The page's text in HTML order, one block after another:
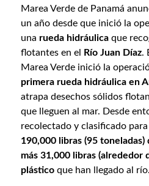
Marea Verde de Panamá
un año desde que inició la
una rueda hidráulica que
flotantes en el
Río Juan Díaz.
Marea Verde inició la
primera rueda hidráulica en
atrapa desechos sólidos
que lleguen al mar. Desde
recolectado y clasificado
190,000 libras (95
más 31,000 libras (alrededor
plástico que han llegado al río.